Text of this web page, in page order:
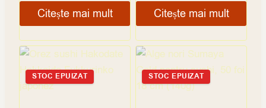
Citește mai mult Citește mai mult
STOC EPUIZAT STOC EPUIZAT